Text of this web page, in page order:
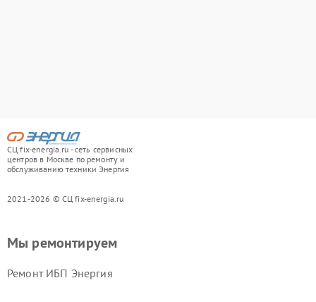
СЦ fix-energia.ru - сеть сервисных
центров в Москве по ремонту и
обслуживанию техники Энергия
2021-2026 © СЦ fix-energia.ru
Мы ремонтируем
Ремонт ИБП Энергия